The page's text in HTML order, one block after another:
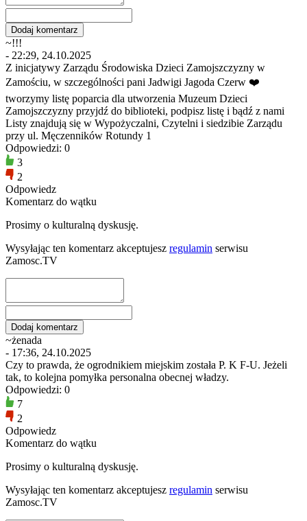
~!!!
- 22:29, 24.10.2025
Z inicjatywy Zarządu Środowiska Dzieci Zamojszczyzny w
Zamościu, w szczególności pani Jadwigi Jagoda Czerw ❤️
tworzymy listę poparcia dla utworzenia Muzeum Dzieci
Zamojszczyzny przyjdź do biblioteki, podpisz listę i bądź z nami
Listy znajdują się w Wypożyczalni, Czytelni i siedzibie Zarządu
przy ul. Męczenników Rotundy 1
Odpowiedzi: 0
3
2
Odpowiedz
Komentarz do wątku
Prosimy o kulturalną dyskusję.
Wysyłając ten komentarz akceptujesz regulamin serwisu
Zamosc.TV
~żenada
- 17:36, 24.10.2025
Czy to prawda, że ogrodnikiem miejskim została P. K F-U. Jeżeli
tak, to kolejna pomyłka personalna obecnej władzy.
Odpowiedzi: 0
7
2
Odpowiedz
Komentarz do wątku
Prosimy o kulturalną dyskusję.
Wysyłając ten komentarz akceptujesz regulamin serwisu
Zamosc.TV